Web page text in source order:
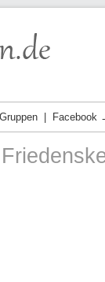
Gruppen Facebook